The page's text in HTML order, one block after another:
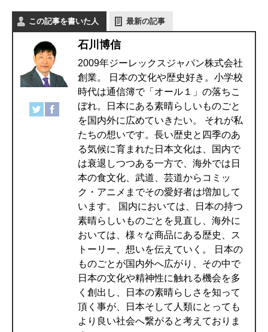
この記事を書いた人 最新の記事
石川博信
2009年ジーレックスジャパン株式会社
創業。 日本の文化や歴史好き。小学校
時代は通信簿で「オール１」の落ちこ
ぼれ。日本にある素晴らしいものごと
を国内外に広めていきたい。 それが私
たちの想いです。長い歴史と四季のあ
る気候に育まれた日本文化は、国内で
は衰退しつつある一方で、海外では日
本の食文化、武道、芸道からコミッ
ク・アニメまでその愛好者は増加して
います。 国内においては、日本の持つ
素晴らしいものごとを見直し、海外に
おいては、様々な商品にある歴史、ス
トーリー、想いを伝えていく。 日本の
ものごとが国内外へ広がり、その中で
日本の文化や精神性に触れる機会を多
く創出し、日本の素晴らしさを知って
頂く事が、日本そして人類にとっても
より良い社会へ繋がると考えておりま